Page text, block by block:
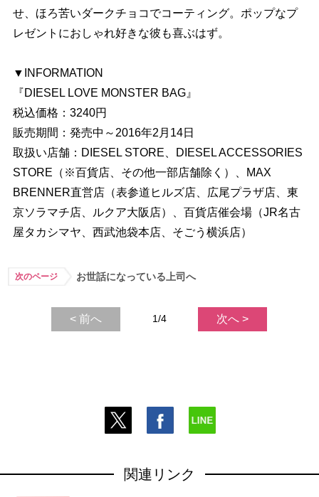
せ、ほろ苦いダークチョコでコーティング。ポップなプ
レゼントにおしゃれ好きな彼も喜ぶはず。
▼INFORMATION
『DIESEL LOVE MONSTER BAG』
税込価格：3240円
販売期間：発売中～2016年2月14日
取扱い店舗：DIESEL STORE、DIESEL ACCESSORIES
STORE（※百貨店、その他一部店舗除く）、MAX
BRENNER直営店（表参道ヒルズ店、広尾プラザ店、東
京ソラマチ店、ルクア大阪店）、百貨店催会場（JR名古
屋タカシマヤ、西武池袋本店、そごう横浜店）
次のページ お世話になっている上司へ
< 前へ 1/4 次へ >
関連リンク